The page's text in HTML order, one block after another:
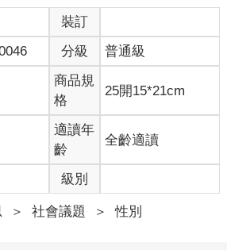
軌道；立即的解決方案也應運而生，我
競爭性，以及更懂得談判；我們應該揭
偏見」；政府應該要強制企業董事會實
的工作倫理。
比以往更大聲疾呼，希望找出可能的答
個媒體的標題和書的封面上。她們需要
更加挺身而進(lean in)嗎？為什麼女性無
爬事業階梯？為什麼她們無法獲得與年
能和十分親近的人分享的的私人疑慮。
樣忙碌的人約會嗎?你是否應該延遲成家
要有個家？如果35歲還沒找到伴侶，你
裝訂
分級 普通級
商品規
格
25開15*21cm
適讀年
齡
全齡適讀
級別
＞ 社會議題 ＞ 性別